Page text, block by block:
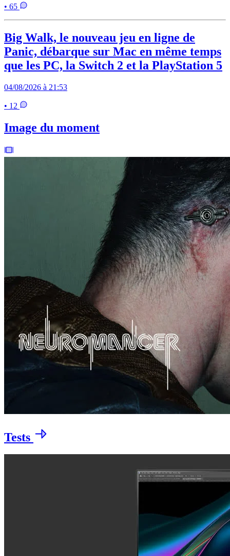
• 65
Big Walk, le nouveau jeu en ligne de
Panic, débarque sur Mac en même temps
que les PC, la Switch 2 et la PlayStation 5
04/08/2026 à 21:53
• 12
Image du moment
Tests